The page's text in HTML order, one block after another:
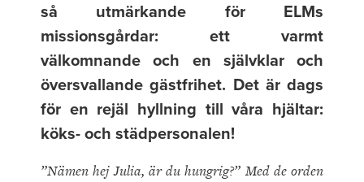
så utmärkande för ELMs
missionsgårdar: ett varmt
välkomnande och en självklar och
översvallande gästfrihet. Det är dags
för en rejäl hyllning till våra hjältar:
köks- och städpersonalen!
”Nämen hej Julia, är du hungrig?” Med de orden